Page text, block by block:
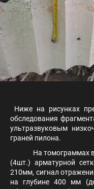
Ниже на рисунках
обследования
ультразвуковым
граней пилона.
На томограммах
(4шт.) арматурной
210мм, сигнал
на глубине 400 мм